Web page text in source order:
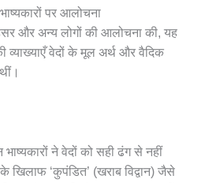
पर आलोचना
और अन्य लोगों की आलोचना की, यह
व्याख्याएँ वेदों के मूल अर्थ और वैदिक
भाष्यकारों ने वेदों को सही ढंग से नहीं
खिलाफ ‘कुपंडित’ (खराब विद्वान) जैसे